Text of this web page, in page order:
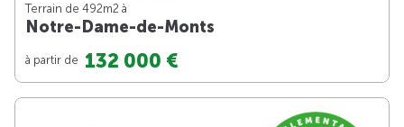
Terrain de 492m2 à
Notre-Dame-de-Monts
à partir de 132 000 €